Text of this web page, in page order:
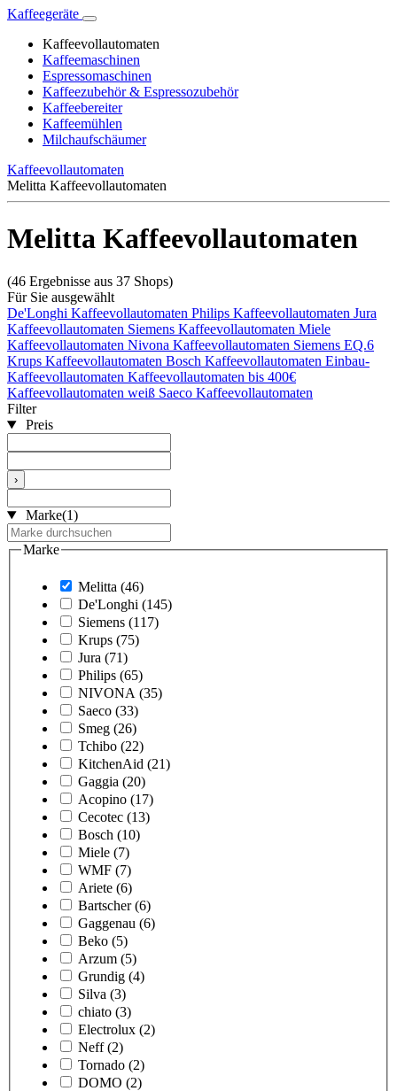
Kaffeegeräte
Kaffeevollautomaten
Kaffeemaschinen
Espressomaschinen
Kaffeezubehör & Espressozubehör
Kaffeebereiter
Kaffeemühlen
Milchaufschäumer
Kaffeevollautomaten
Melitta Kaffeevollautomaten
Melitta Kaffeevollautomaten
(46 Ergebnisse aus 37 Shops)
Für Sie ausgewählt
De'Longhi Kaffeevollautomaten Philips Kaffeevollautomaten Jura
Kaffeevollautomaten Siemens Kaffeevollautomaten Miele
Kaffeevollautomaten Nivona Kaffeevollautomaten Siemens EQ.6
Krups Kaffeevollautomaten Bosch Kaffeevollautomaten Einbau-
Kaffeevollautomaten Kaffeevollautomaten bis 400€
Kaffeevollautomaten weiß Saeco Kaffeevollautomaten
Filter
Preis
›
Marke(1)
Marke
Melitta (46)
De'Longhi (145)
Siemens (117)
Krups (75)
Jura (71)
Philips (65)
NIVONA (35)
Saeco (33)
Smeg (26)
Tchibo (22)
KitchenAid (21)
Gaggia (20)
Acopino (17)
Cecotec (13)
Bosch (10)
Miele (7)
WMF (7)
Ariete (6)
Bartscher (6)
Gaggenau (6)
Beko (5)
Arzum (5)
Grundig (4)
Silva (3)
chiato (3)
Electrolux (2)
Neff (2)
Tornado (2)
DOMO (2)